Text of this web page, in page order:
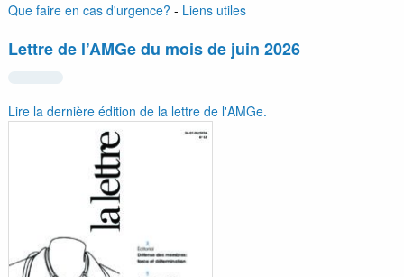
Que faire en cas d'urgence? - Liens utiles
Lettre de l’AMGe du mois de juin 2026
Lire la dernière édition de la lettre de l'AMGe.